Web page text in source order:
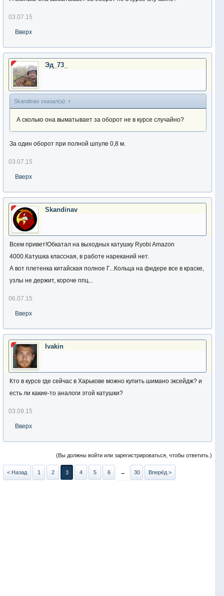
03.07.15
Вверх
Эд_73_
Skandinav сказал(а): ↑
А сколько она выматывает за оборот не в курсе случайно?
За один оборот при полной шпуле 0,8 м.
03.07.15
Вверх
Skandinav
Всем привет!Обкатал на выходных катушку Ryobi Amazon
4000.Катушка классная, в работе нареканий нет.
А вот плетенка китайская полное Г...Кольца на фидере все в краске,
узлы не держит, короче ппц...
06.07.15
Вверх
Ivakin
Кто в курсе где сейчас в Харькове можно купить шимано эксейдж? и
есть ли какие-то аналоги этой катушки?
03.09.15
Вверх
(Вы должны войти или зарегистрироваться, чтобы ответить.)
< Назад 1 2 3 4 5 6 → 30 Вперёд >